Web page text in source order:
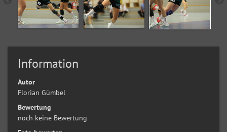
Information
Autor
Florian Gümbel
Bewertung
noch keine Bewertung